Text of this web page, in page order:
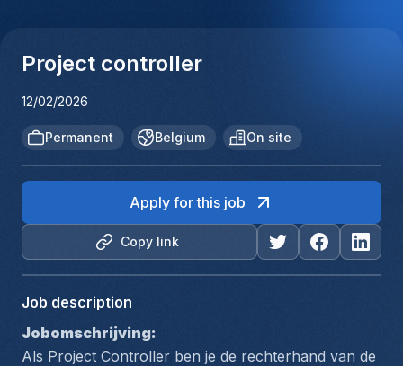
Project controller
12/02/2026
Permanent Belgium On site
Copy link
Apply for this job
Job description
Jobomschrijving:
Als Project Controller ben je de rechterhand van de